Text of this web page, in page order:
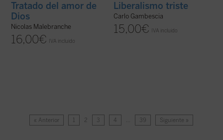
Tratado del amor de
Dios
Nicolas Malebranche
16,00€ IVA incluido
Liberalismo triste
Carlo Gambescia
15,00€ IVA incluido
« Anterior 1 2 3 4 … 39 Siguiente »